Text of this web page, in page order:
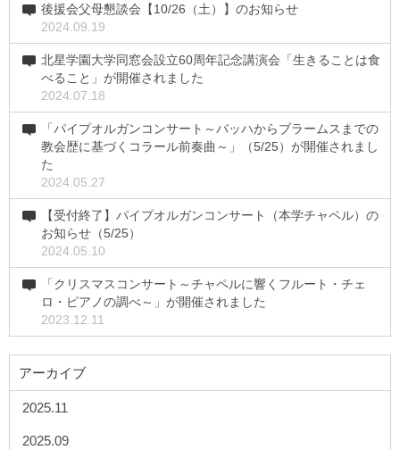
後援会父母懇談会【10/26（土）】のお知らせ
2024.09.19
北星学園大学同窓会設立60周年記念講演会「生きることは食
べること」が開催されました
2024.07.18
「パイプオルガンコンサート～バッハからブラームスまでの
教会歴に基づくコラール前奏曲～」（5/25）が開催されまし
た
2024.05.27
【受付終了】パイプオルガンコンサート（本学チャペル）の
お知らせ（5/25）
2024.05.10
「クリスマスコンサート～チャペルに響くフルート・チェ
ロ・ピアノの調べ～」が開催されました
2023.12.11
アーカイブ
2025.11
2025.09